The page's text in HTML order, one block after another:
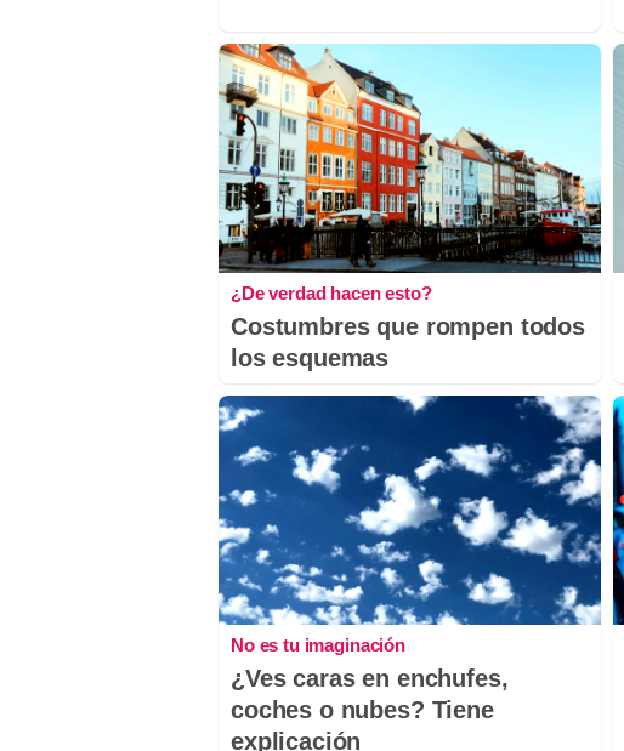
¿De verdad hacen esto?
Costumbres que rompen todos
los esquemas
No es tu imaginación
¿Ves caras en enchufes,
coches o nubes? Tiene
explicación